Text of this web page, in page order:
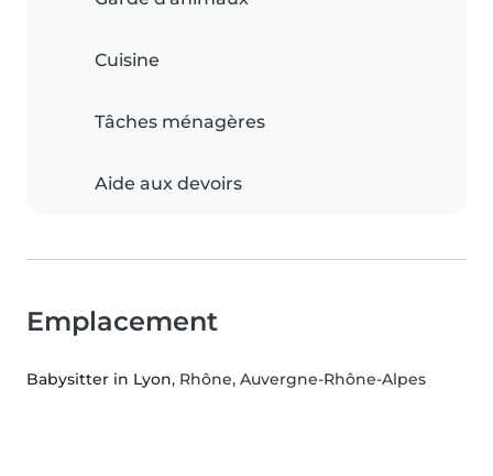
Cuisine
Tâches ménagères
Aide aux devoirs
Emplacement
Babysitter in Lyon, Rhône, Auvergne-Rhône-Alpes